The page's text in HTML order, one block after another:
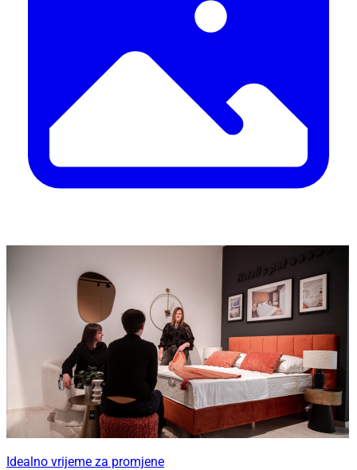
Idealno vrijeme za promjene